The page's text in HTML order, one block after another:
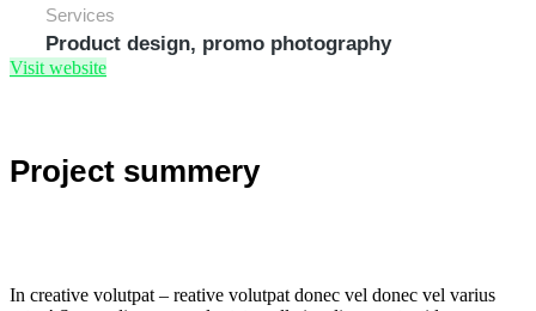
Services
Product design, promo photography
Visit website
Project summery
In creative volutpat – reative volutpat donec vel donec vel varius